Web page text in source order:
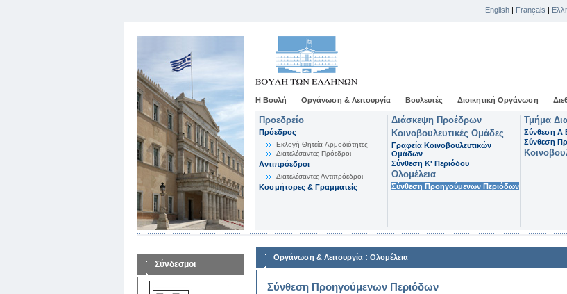
English | Français |
Η Βουλή Οργάνωση & Λειτουργία Βουλευτές Διοικητική Οργάνωση
Προεδρείο
Πρόεδρος
Εκλογή-Θητεία-Αρμοδιότητες
Διατελέσαντες Πρόεδροι
Αντιπρόεδροι
Διατελέσαντες Αντιπρόεδροι
Κοσμήτορες & Γραμματείς
Διάσκεψη Προέδρων
Κοινοβουλευτικές Ομάδες
Γραφεία Κοινοβουλευτικών
Ομάδων
Σύνθεση K' Περιόδου
Ολομέλεια
Σύνθεση Προηγούμενων Περιόδων
Τμήμα
Σύνθεση Α
Σύνθεση
Σύνδεσμοι
Οργάνωση & Λειτουργία : Ολομέλεια
Σύνθεση Προηγούμενων Περιόδων